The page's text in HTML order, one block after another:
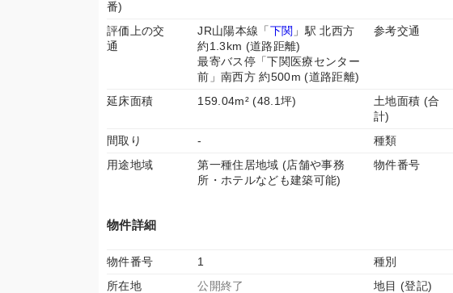
番)
評価上の交
通
JR山陽本線「下関 」駅 北西方
約1.3km (道路距離)
最寄バス停「下関医療センター
前」南西方 約500m (道路距離)
参考交通
延床面積 159.04m² (48.1坪)
土地面積 (合
計)
間取り - 種類
用途地域
第一種住居地域 (店舗や事務
所・ホテルなども建築可能)
物件番号
物件詳細
物件番号 1 種別
所在地
公開終了 地目 (登記)